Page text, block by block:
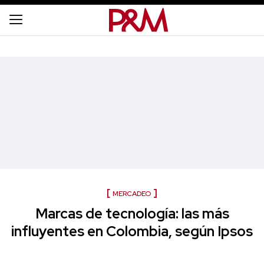
MERCADEO
Marcas de tecnología: las más
influyentes en Colombia, según Ipsos